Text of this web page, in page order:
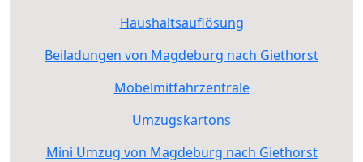
Haushaltsauflösung
Beiladungen von Magdeburg nach Giethorst
Möbelmitfahrzentrale
Umzugskartons
Mini Umzug von Magdeburg nach Giethorst